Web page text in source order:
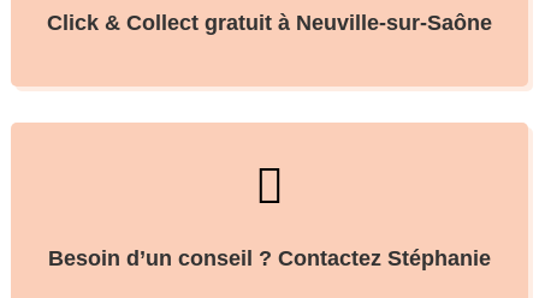
Click & Collect gratuit à Neuville-sur-Saône

Besoin d’un conseil ? Contactez Stéphanie